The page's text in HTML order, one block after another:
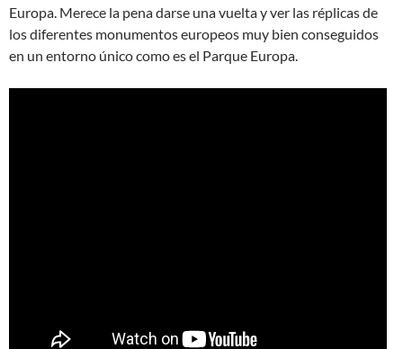
Europa. Merece la pena darse una vuelta y ver las réplicas de
los diferentes monumentos europeos muy bien conseguidos
en un entorno único como es el Parque Europa.